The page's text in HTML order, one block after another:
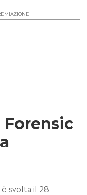
è svolta il 28